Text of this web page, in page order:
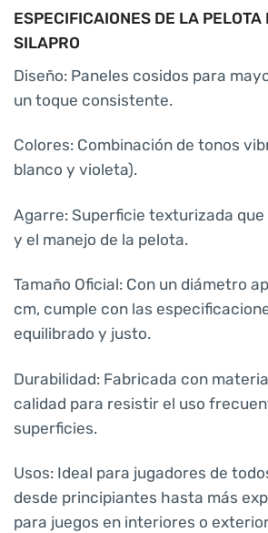
ESPECIFICAIONES DE LA PELOTA
SILAPRO
Diseño: Paneles cosidos para
un toque consistente.
Colores: Combinación de tonos
blanco y violeta).
Agarre: Superficie texturizada
y el manejo de la pelota.
Tamaño Oficial: Con un diámetro
cm, cumple con las
equilibrado y justo.
Durabilidad: Fabricada con
calidad para resistir el uso
superficies.
Usos: Ideal para jugadores de
desde principiantes hasta más
para juegos en interiores o